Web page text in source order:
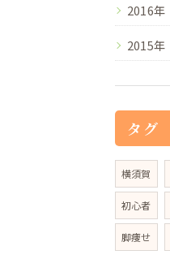
2016年
2015年
タグ
横須賀
初心者
脚痩せ